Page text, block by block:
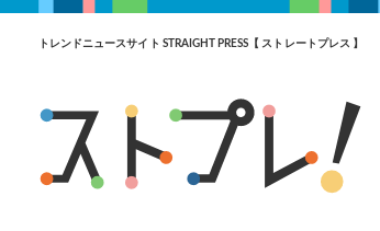
トレンドニュースサイト STRAIGHT PRESS【 ストレートプレス 】